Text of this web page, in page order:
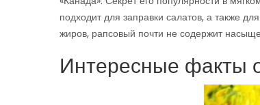
подходит для заправки салатов, а также
жиров, рапсовый почти не содержит
Интересные факты